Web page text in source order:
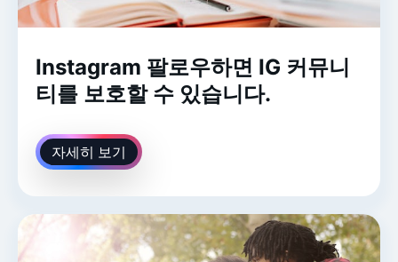
Instagram 팔로우하면 IG 커뮤니
티를 보호할 수 있습니다.
자세히 보기